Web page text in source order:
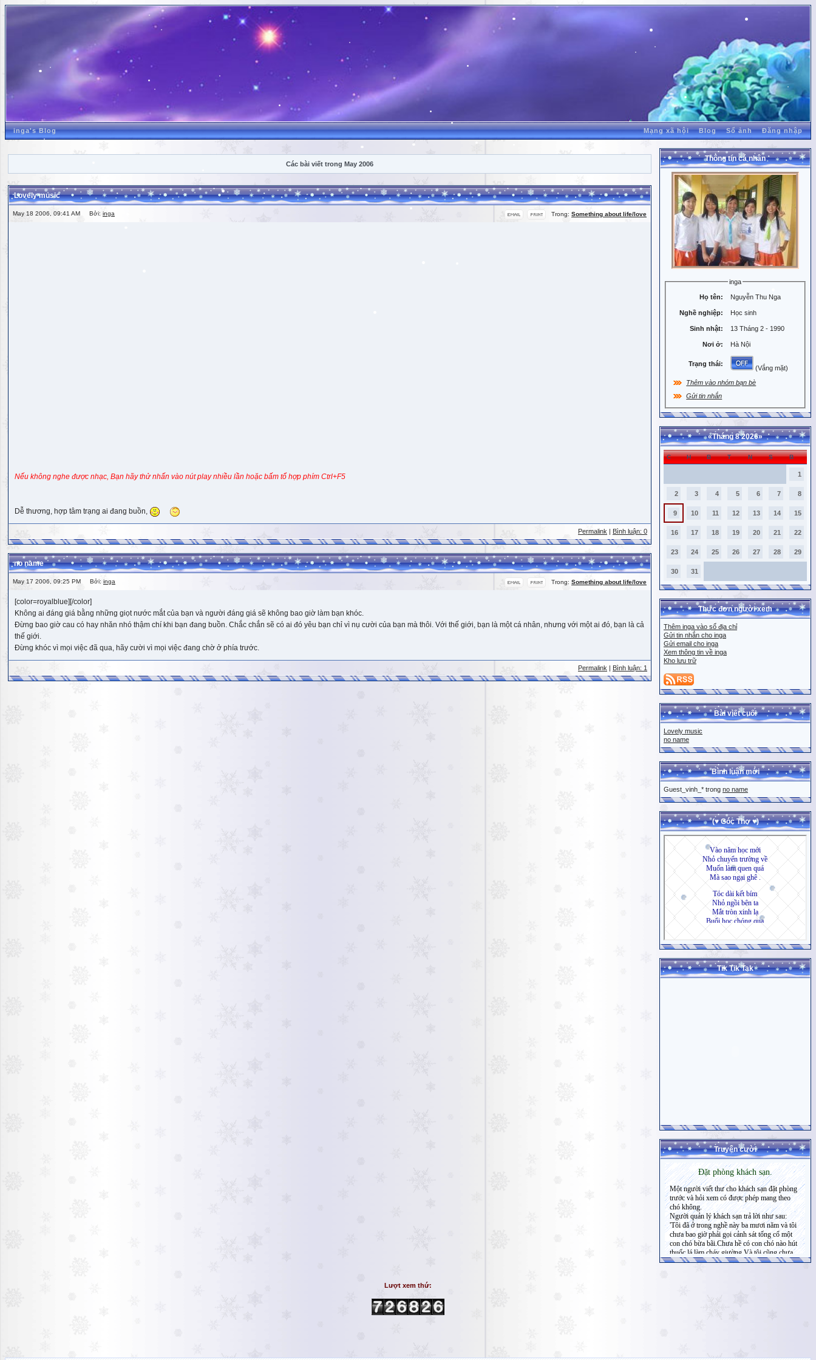
inga's Blog Mạng xã hội Blog Sổ ảnh Đăng nhập
Các bài viết trong May 2006
Lovely music
Trong: Something about life/love
May 18 2006, 09:41 AM Bởi: inga
Nếu không nghe được nhạc, Bạn hãy thử nhấn vào nút play nhiều lần hoặc bấm tổ hợp phím Ctrl+F5
Dễ thương, hợp tâm trạng ai đang buồn,
Permalink Bình luận: 0
no name
Trong: Something about life/love
May 17 2006, 09:25 PM Bởi: inga
[color=royalblue][/color]
Không ai đáng giá bằng những giọt nước mắt của bạn và người đáng giá sẽ không bao giờ làm bạn khóc.
Đừng bao giờ cau có hay nhăn nhó thậm chí khi bạn đang buồn. Chắc chắn sẽ có ai đó yêu bạn chỉ vì nụ cười của bạn mà thôi. Với thế giới, bạn là một cá nhân, nhưng với một ai đó, bạn là cả
thế giới.
Đừng khóc vì mọi việc đã qua, hãy cười vì mọi việc đang chờ ở phía trước.
Permalink Bình luận: 1
Thông tin cá nhân
inga
Họ tên: Nguyễn Thu Nga
Nghề nghiệp: Học sinh
Sinh nhật: 13 Tháng 2 - 1990
Nơi ở: Hà Nội
Trạng thái:
(Vắng mặt)
Thêm vào nhóm bạn bè
Gửi tin nhắn
«Tháng 8 2026»
C H B T N S B
1
2 3 4 5 6 7 8
9 10 11 12 13 14 15
16 17 18 19 20 21 22
23 24 25 26 27 28 29
30 31
Thực đơn người xem
Thêm inga vào sổ địa chỉ
Gửi tin nhắn cho inga
Gửi email cho inga
Xem thông tin về inga
Kho lưu trữ
Bài viết cuối
Lovely music
no name
Bình luận mới
Guest_vinh_* trong no name
(♥ Góc Thơ ♥)
Tik Tik Tak
Truyện cười
Lượt xem thứ: